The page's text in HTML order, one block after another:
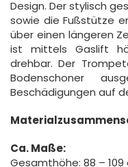
Design. Der stylisch
sowie die Fußstütze
über einen längeren
ist mittels Gaslift
drehbar. Der
Bodenschoner
Beschädigungen auf
Ca. Maße:
Gesamthöhe: 88 – 109